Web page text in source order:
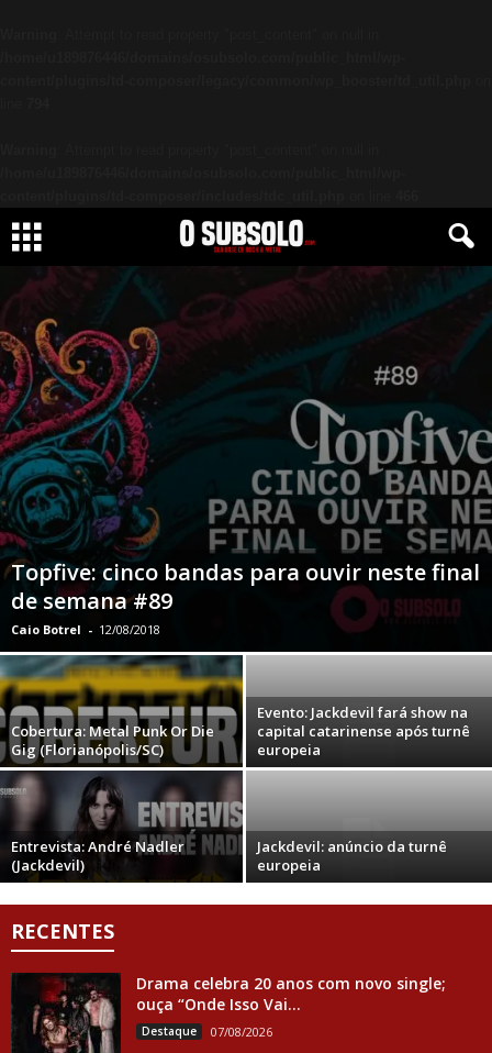
Topfive: cinco bandas para ouvir neste final
de semana #89
Caio Botrel - 12/08/2018
Cobertura: Metal Punk Or Die
Gig (Florianópolis/SC)
Evento: Jackdevil fará show na
capital catarinense após turnê
europeia
Entrevista: André Nadler
(Jackdevil)
Jackdevil: anúncio da turnê
europeia
RECENTES
Drama celebra 20 anos com novo single;
ouça “Onde Isso Vai...
Destaque 07/08/2026